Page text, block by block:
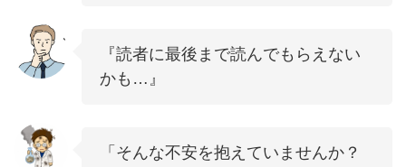
『読者に最後まで読んでもらえない
かも…』
「そんな不安を抱えていませんか？